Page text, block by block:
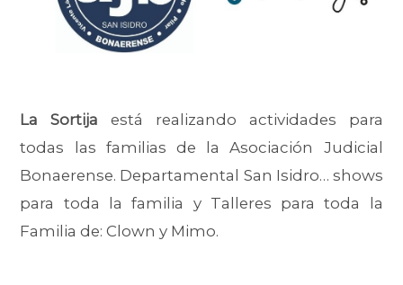
La Sortija está realizando actividades para
todas las familias de la Asociación Judicial
Bonaerense. Departamental San Isidro… shows
para toda la familia y Talleres para toda la
Familia de: Clown y Mimo.